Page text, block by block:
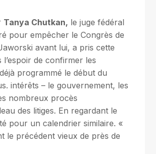
Tanya Chutkan, le juge fédéral
pour empêcher le Congrès de
avant lui, a pris cette
de confirmer les
programmé le début du
intérêts – le gouvernement, les
nombreux procès
des litiges. En regardant le
pour un calendrier similaire. «
le précédent vieux de près de